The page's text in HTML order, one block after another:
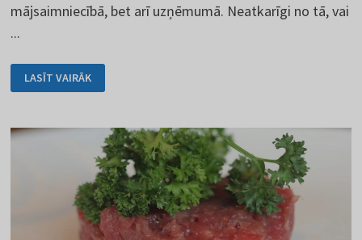
mājsaimniecībā, bet arī uzņēmumā. Neatkarīgi no tā, vai
...
GOOGLE.COM
MEKLĒTĀJS
UN
LASĪT VAIRĀK